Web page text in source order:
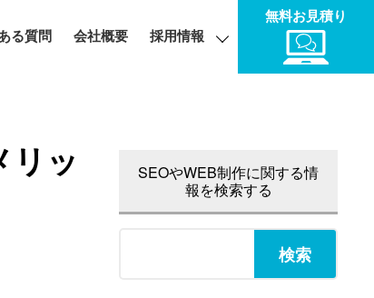
る質問 会社概要 採用情報
無料お見積り
リッ
SEOやWEB制作に関する情
報を検索する